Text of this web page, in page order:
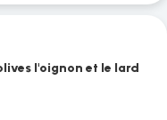
l'oignon et le lard